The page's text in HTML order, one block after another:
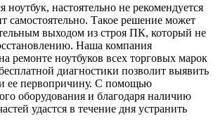
ноутбук, настоятельно не рекомендуется
самостоятельно. Такое решение может
выходом из строя ПК, который не
Наша компания
ремонте ноутбуков всех торговых марок
диагностики позволит выявить
ее первопричину. С помощью
оборудования и благодаря наличию
удастся в течение дня устранить